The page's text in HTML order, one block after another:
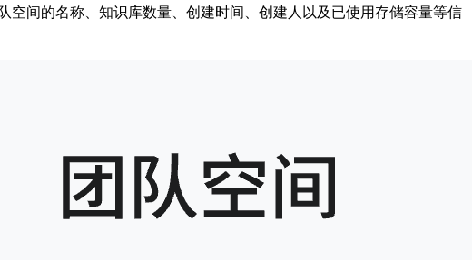
间的名称、知识库数量、创建时间、创建人以及已使用存储容量等信